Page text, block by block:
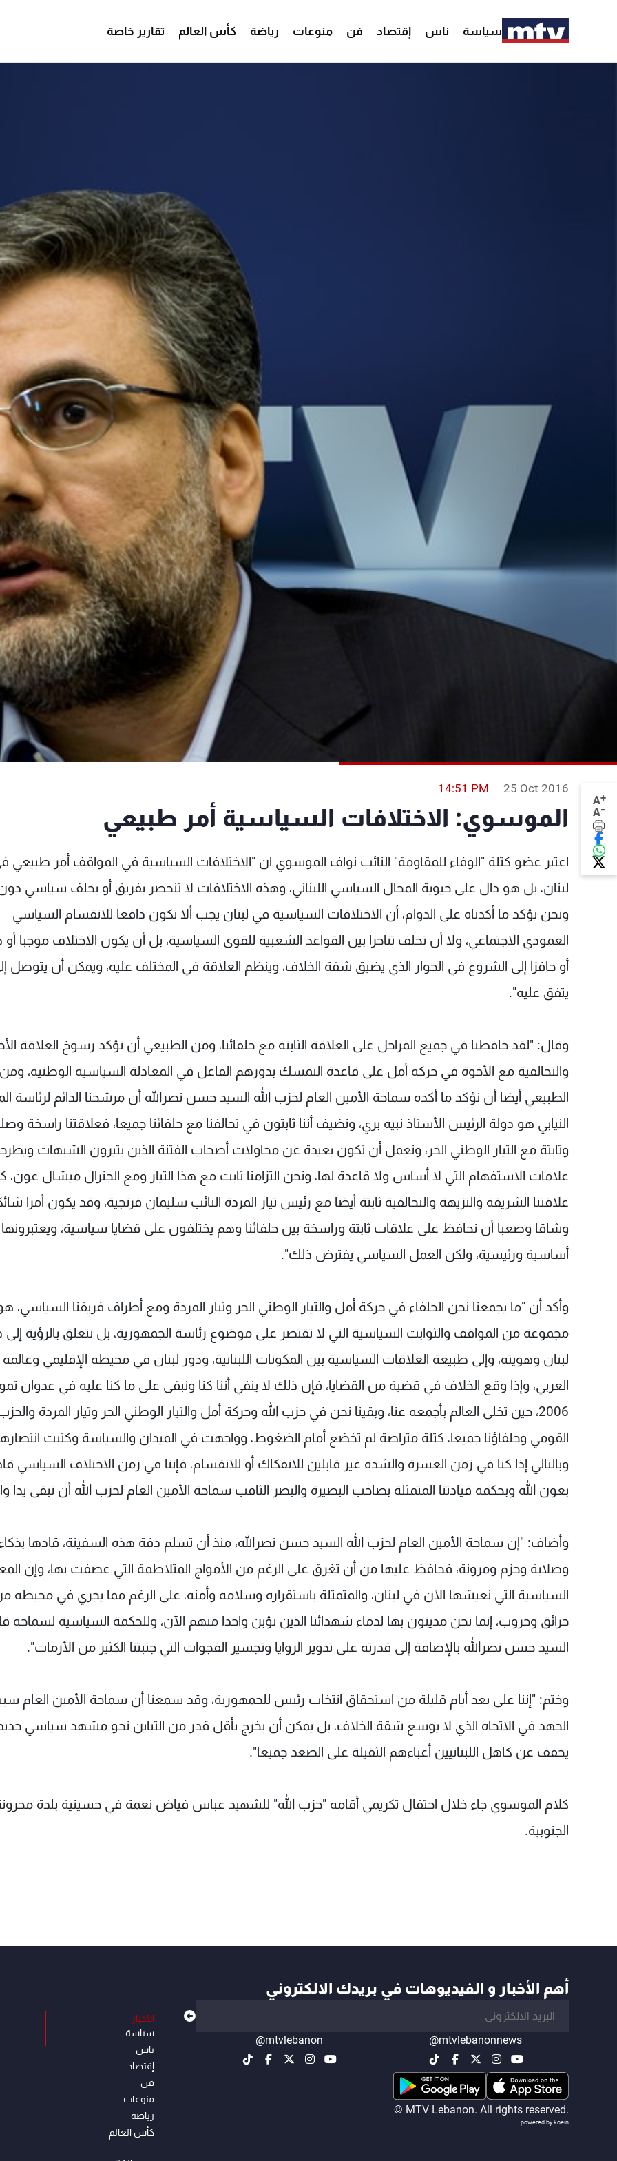
سياسة ناس إقتصاد فن منوعات رياضة كأس العالم تقارير خاصة
A+
A-
25 Oct 2016
14:51 PM
الموسوي: الاختلافات السياسية أمر طبيعي
اعتبر عضو كتلة "الوفاء للمقاومة" النائب نواف الموسوي ان "الاختلافات السياسية في المواقف أمر طبيعي
لبنان، بل هو دال على حيوية المجال السياسي اللبناني، وهذه الاختلافات لا تنحصر بفريق أو بحلف سياسي دون
ونحن نؤكد ما أكدناه على الدوام، أن الاختلافات السياسية في لبنان يجب ألا تكون دافعا للانقسام السياسي
العمودي الاجتماعي، ولا أن تخلف تناحرا بين القواعد الشعبية للقوى السياسية، بل أن يكون الاختلاف موجبا أو
أو حافزا إلى الشروع في الحوار الذي يضيق شقة الخلاف، وينظم العلاقة في المختلف عليه، ويمكن أن يتوصل
يتفق عليه".
وقال: "لقد حافظنا في جميع المراحل على العلاقة الثابتة مع حلفائنا، ومن الطبيعي أن نؤكد رسوخ العلاقة
والتحالفية مع الأخوة في حركة أمل على قاعدة التمسك بدورهم الفاعل في المعادلة السياسية الوطنية، ومن
الطبيعي أيضا أن نؤكد ما أكده سماحة الأمين العام لحزب الله السيد حسن نصرالله أن مرشحنا الدائم لرئاسة
النيابي هو دولة الرئيس الأستاذ نبيه بري، ونضيف أننا ثابتون في تحالفنا مع حلفائنا جميعا، فعلاقتنا راسخة
وثابتة مع التيار الوطني الحر، ونعمل أن تكون بعيدة عن محاولات أصحاب الفتنة الذين يثيرون الشبهات
علامات الاستفهام التي لا أساس ولا قاعدة لها، ونحن التزامنا ثابت مع هذا التيار ومع الجنرال ميشال عون،
علاقتنا الشريفة والنزيهة والتحالفية ثابتة أيضا مع رئيس تيار المردة النائب سليمان فرنجية، وقد يكون أمرا
وشاقا وصعبا أن نحافظ على علاقات ثابتة وراسخة بين حلفائنا وهم يختلفون على قضايا سياسية، ويعتبرونها
أساسية ورئيسية، ولكن العمل السياسي يفترض ذلك".
وأكد أن "ما يجمعنا نحن الحلفاء في حركة أمل والتيار الوطني الحر وتيار المردة ومع أطراف فريقنا السياسي،
مجموعة من المواقف والثوابت السياسية التي لا تقتصر على موضوع رئاسة الجمهورية، بل تتعلق بالرؤية إلى
لبنان وهويته، وإلى طبيعة العلاقات السياسية بين المكونات اللبنانية، ودور لبنان في محيطه الإقليمي وعالمه
العربي، وإذا وقع الخلاف في قضية من القضايا، فإن ذلك لا ينفي أننا كنا ونبقى على ما كنا عليه في عدوان
2006، حين تخلى العالم بأجمعه عنا، وبقينا نحن في حزب الله وحركة أمل والتيار الوطني الحر وتيار المردة
القومي وحلفاؤنا جميعا، كتلة متراصة لم تخضع أمام الضغوط، وواجهت في الميدان والسياسة وكتبت
وبالتالي إذا كنا في زمن العسرة والشدة غير قابلين للانفكاك أو للانقسام، فإننا في زمن الاختلاف السياسي
بعون الله وبحكمة قيادتنا المتمثلة بصاحب البصيرة والبصر الثاقب سماحة الأمين العام لحزب الله أن نبقى يدا
وأضاف: "إن سماحة الأمين العام لحزب الله السيد حسن نصرالله، منذ أن تسلم دفة هذه السفينة، قادها
وصلابة وحزم ومرونة، فحافظ عليها من أن تغرق على الرغم من الأمواج المتلاطمة التي عصفت بها، وإن
السياسية التي نعيشها الآن في لبنان، والمتمثلة باستقراره وسلامه وأمنه، على الرغم مما يجري في محيطه
حرائق وحروب، إنما نحن مدينون بها لدماء شهدائنا الذين نؤبن واحدا منهم الآن، وللحكمة السياسية لسماحة
السيد حسن نصرالله بالإضافة إلى قدرته على تدوير الزوايا وتجسير الفجوات التي جنبتنا الكثير من الأزمات".
وختم: "إننا على بعد أيام قليلة من استحقاق انتخاب رئيس للجمهورية، وقد سمعنا أن سماحة الأمين العام
الجهد في الاتجاه الذي لا يوسع شقة الخلاف، بل يمكن أن يخرج بأقل قدر من التباين نحو مشهد سياسي
يخفف عن كاهل اللبنانيين أعباءهم الثقيلة على الصعد جميعا".
كلام الموسوي جاء خلال احتفال تكريمي أقامه "حزب الله" للشهيد عباس فياض نعمة في حسينية بلدة
الجنوبية.
أهم الأخبار و الفيديوهات في بريدك الالكتروني
@mtvlebanonnews
@mtvlebanon
© MTV Lebanon. All rights reserved.
powered by koein
الأخبار
سياسة
ناس
إقتصاد
فن
منوعات
رياضة
كأس العالم